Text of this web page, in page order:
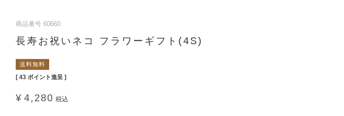
商品番号 60660
長寿お祝いネコ フラワーギフト(4S)
送料無料
[ 43 ポイント進呈 ]
¥ 4,280 税込